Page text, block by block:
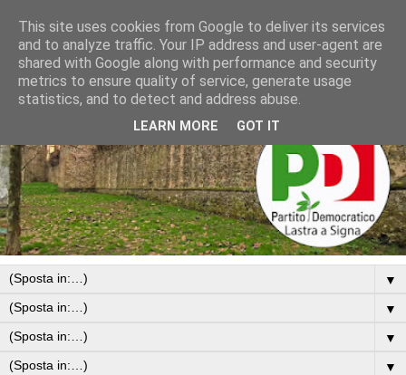
▼
▼
▼
▼
This site uses cookies from Google to deliver its services
and to analyze traffic. Your IP address and user-agent are
shared with Google along with performance and security
metrics to ensure quality of service, generate usage
statistics, and to detect and address abuse.
LEARN MORE GOT IT